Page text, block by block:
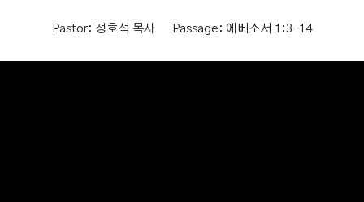
Pastor: 정호석 목사 Passage: 에베소서 1:3-14